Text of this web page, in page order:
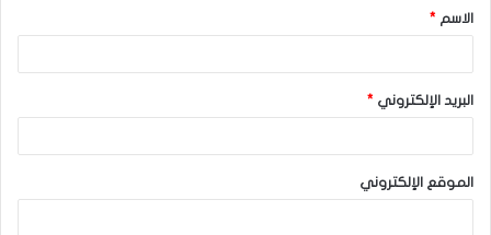
*الاسم *
البريد الإلكتروني *
الموقع الإلكتروني